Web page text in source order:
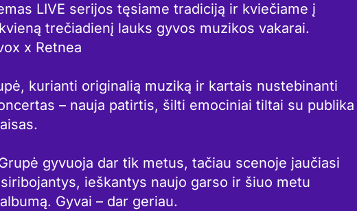
LIVE serijos tęsiame tradiciją ir kviečiame į
trečiadienį lauks gyvos muzikos vakarai.
x Retnea
kurianti originalią muziką ir kartais nustebinanti
– nauja patirtis, šilti emociniai tiltai su publika
gyvuoja dar tik metus, tačiau scenoje jaučiasi
ieškantys naujo garso ir šiuo metu
Gyvai – dar geriau.